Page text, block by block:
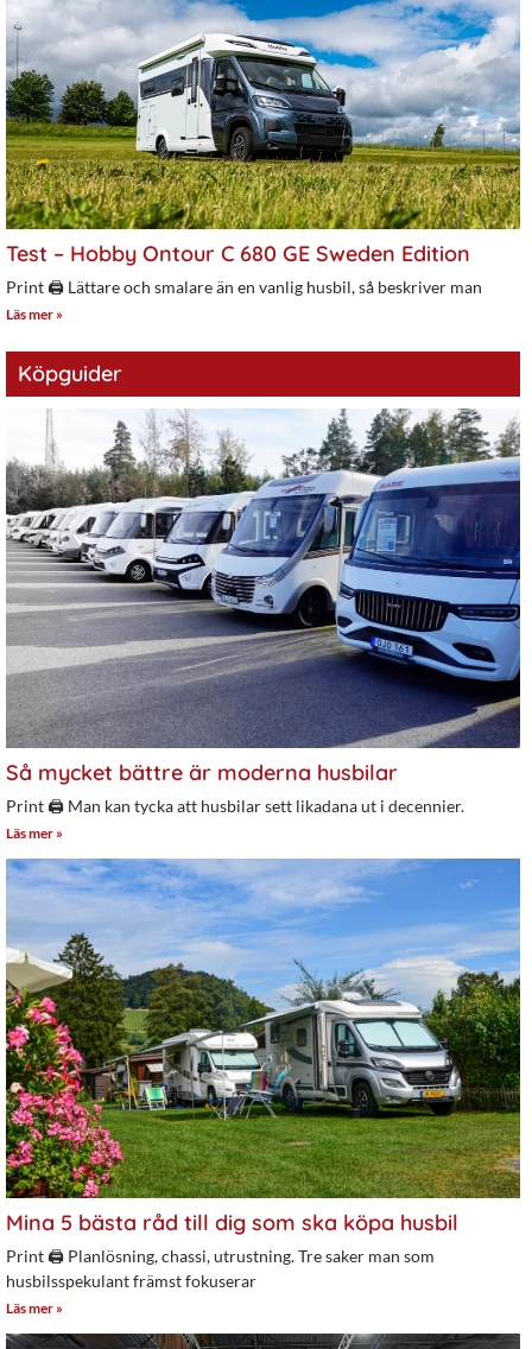
Test – Hobby Ontour C 680 GE Sweden Edition
Print 🖨 Lättare och smalare än en vanlig husbil, så beskriver man
Läs mer »
Köpguider
Så mycket bättre är moderna husbilar
Print 🖨 Man kan tycka att husbilar sett likadana ut i decennier.
Läs mer »
Mina 5 bästa råd till dig som ska köpa husbil
Print 🖨 Planlösning, chassi, utrustning. Tre saker man som
husbilsspekulant främst fokuserar
Läs mer »